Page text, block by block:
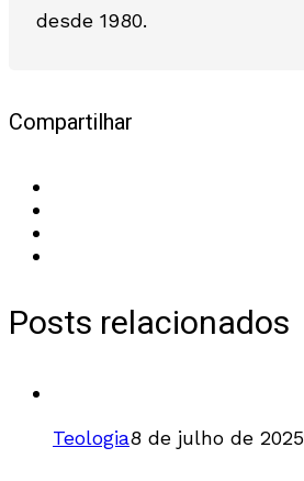
desde 1980.
Compartilhar
Posts relacionados
Teologia8 de julho de 2025